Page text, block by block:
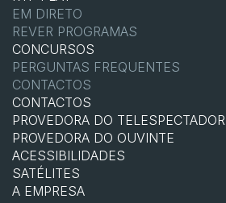
EM DIRETO
REVER PROGRAMAS
CONCURSOS
PERGUNTAS FREQUENTES
CONTACTOS
CONTACTOS
PROVEDORA DO TELESPECTADOR
PROVEDORA DO OUVINTE
ACESSIBILIDADES
SATÉLITES
A EMPRESA